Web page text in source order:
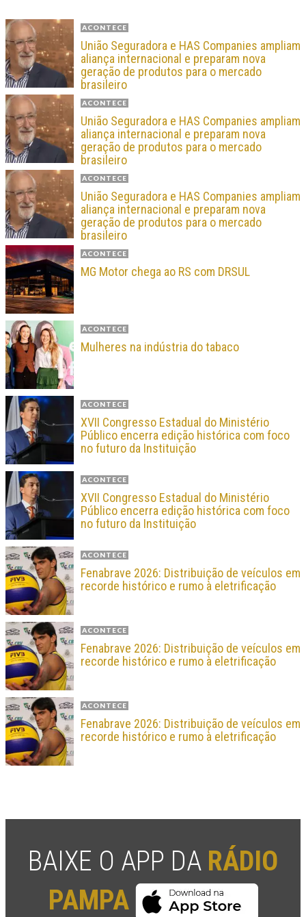
ACONTECE
União Seguradora e HAS Companies ampliam
aliança internacional e preparam nova
geração de produtos para o mercado
brasileiro
ACONTECE
União Seguradora e HAS Companies ampliam
aliança internacional e preparam nova
geração de produtos para o mercado
brasileiro
ACONTECE
União Seguradora e HAS Companies ampliam
aliança internacional e preparam nova
geração de produtos para o mercado
brasileiro
ACONTECE
MG Motor chega ao RS com DRSUL
ACONTECE
Mulheres na indústria do tabaco
ACONTECE
XVII Congresso Estadual do Ministério
Público encerra edição histórica com foco
no futuro da Instituição
ACONTECE
XVII Congresso Estadual do Ministério
Público encerra edição histórica com foco
no futuro da Instituição
ACONTECE
Fenabrave 2026: Distribuição de veículos em
recorde histórico e rumo à eletrificação
ACONTECE
Fenabrave 2026: Distribuição de veículos em
recorde histórico e rumo à eletrificação
ACONTECE
Fenabrave 2026: Distribuição de veículos em
recorde histórico e rumo à eletrificação
BAIXE O APP DA RÁDIO
PAMPA